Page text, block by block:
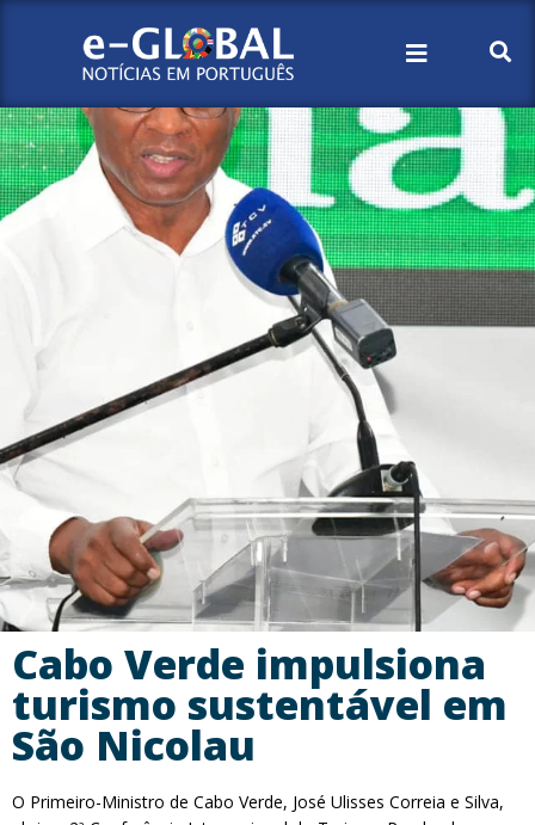
Cabo Verde impulsiona
turismo sustentável em
São Nicolau
O Primeiro-Ministro de Cabo Verde, José Ulisses Correia e Silva,